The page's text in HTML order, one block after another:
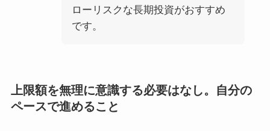
ローリスクな長期投資がおすすめ
です。
上限額を無理に意識する必要はなし。自分の
ペースで進めること